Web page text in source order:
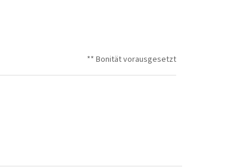
** Bonität vorausgesetzt